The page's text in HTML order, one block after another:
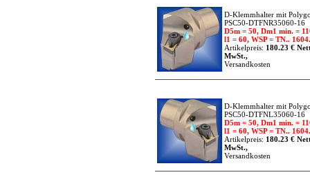
D-Klemmhalter mit
PSC50-DTFNR35060-16
D5m = 50, Dm1 min. =
l1 = 60, WSP = TN..
Artikelpreis: 180.23 €
MwSt.,
Versandkosten
D-Klemmhalter mit
PSC50-DTFNL35060-16
D5m = 50, Dm1 min. =
l1 = 60, WSP = TN..
Artikelpreis: 180.23 €
MwSt.,
Versandkosten